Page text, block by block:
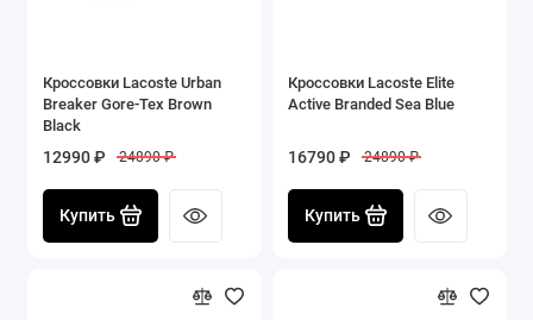
Кроссовки Lacoste Urban
Breaker Gore-Tex Brown
Black
12990 ₽ 24890 ₽
Купить
Кроссовки Lacoste Elite
Active Branded Sea Blue
16790 ₽ 24890 ₽
Купить